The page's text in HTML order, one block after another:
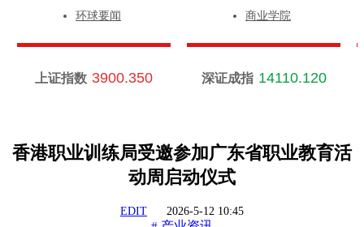
环球要闻
商业学院
上证指数 3900.350 深证成指 14110.120
香港职业训练局受邀参加广东省职业教育活
动周启动仪式
EDIT 2026-5-12 10:45